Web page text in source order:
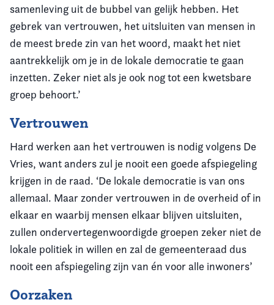
samenleving uit de bubbel van gelijk hebben. Het
gebrek van vertrouwen, het uitsluiten van mensen in
de meest brede zin van het woord, maakt het niet
aantrekkelijk om je in de lokale democratie te gaan
inzetten. Zeker niet als je ook nog tot een kwetsbare
groep behoort.’
Vertrouwen
Hard werken aan het vertrouwen is nodig volgens De
Vries, want anders zul je nooit een goede afspiegeling
krijgen in de raad. ‘De lokale democratie is van ons
allemaal. Maar zonder vertrouwen in de overheid of in
elkaar en waarbij mensen elkaar blijven uitsluiten,
zullen ondervertegenwoordigde groepen zeker niet de
lokale politiek in willen en zal de gemeenteraad dus
nooit een afspiegeling zijn van én voor alle inwoners’
Oorzaken